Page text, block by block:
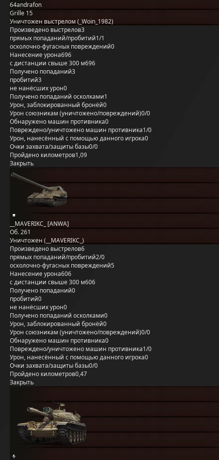
64andrafon
Grille 15
Уничтожен выстрелом (_Woin_1982)
Произведено выстрелов3
прямых попаданий/пробитий1/1
осколочно-фугасных повреждений0
Нанесение урона696
с дистанции свыше 300 м696
Получено попаданий3
пробитий3
не нанёсших урон0
Получено попаданий осколками1
Урон, заблокированный бронёй0
Урон союзникам (уничтожено/повреждений)0/0
Обнаружено машин противника0
Повреждено/уничтожено машин противника1/0
Урон, нанесённый с помощью данного игрока0
Очки захвата/защиты базы0/0
Пройдено километров1,09
Закрыть
__MAVERIKC_ [ANWA]
Об. 261
Уничтожен (__MAVERIKC_)
Произведено выстрелов6
прямых попаданий/пробитий2/0
осколочно-фугасных повреждений5
Нанесение урона606
с дистанции свыше 300 м606
Получено попаданий0
пробитий0
не нанёсших урон0
Получено попаданий осколками0
Урон, заблокированный бронёй0
Урон союзникам (уничтожено/повреждений)0/0
Обнаружено машин противника0
Повреждено/уничтожено машин противника1/0
Урон, нанесённый с помощью данного игрока0
Очки захвата/защиты базы0/0
Пройдено километров0,47
Закрыть